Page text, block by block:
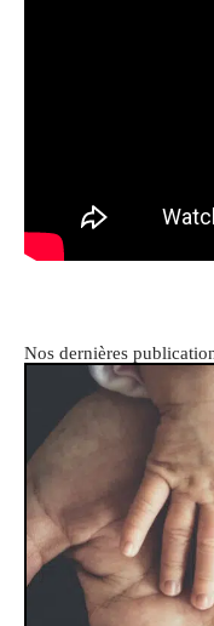
Nos dernières